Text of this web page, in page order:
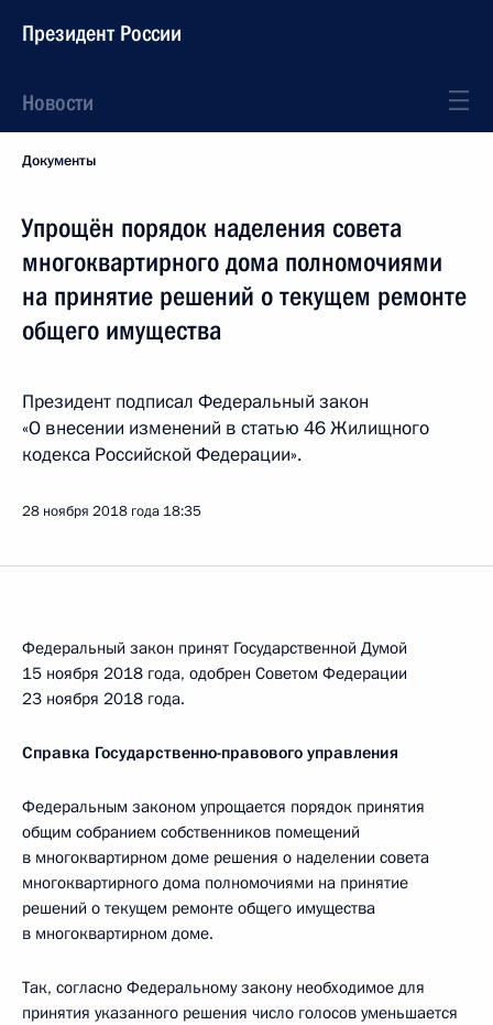
Президент России
Новости
Документы
Упрощён порядок наделения совета
многоквартирного дома полномочиями
на принятие решений о текущем ремонте
общего имущества
Президент подписал Федеральный закон
«О внесении изменений в статью 46 Жилищного
кодекса Российской Федерации».
28 ноября 2018 года 18:35
Федеральный закон принят Государственной Думой
15 ноября 2018 года, одобрен Советом Федерации
23 ноября 2018 года.
Справка Государственно-правового управления
Федеральным законом упрощается порядок принятия
общим собранием собственников помещений
в многоквартирном доме решения о наделении совета
многоквартирного дома полномочиями на принятие
решений о текущем ремонте общего имущества
в многоквартирном доме.
Так, согласно Федеральному закону необходимое для
принятия указанного решения число голосов уменьшается